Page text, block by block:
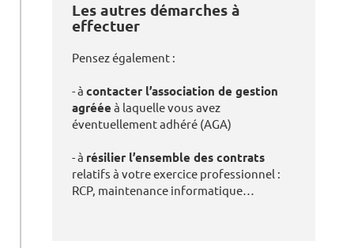
Les autres démarches à
effectuer
Pensez également :
- à contacter l’association de gestion
agréée à laquelle vous avez
éventuellement adhéré (AGA)
- à résilier l’ensemble des contrats
relatifs à votre exercice professionnel :
RCP, maintenance informatique…